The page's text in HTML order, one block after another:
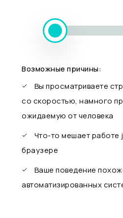
Возможные причины:
Вы просматриваете
со скоростью, намного
ожидаемую от человека
Что-то мешает работе
браузере
Ваше поведение
автоматизированных